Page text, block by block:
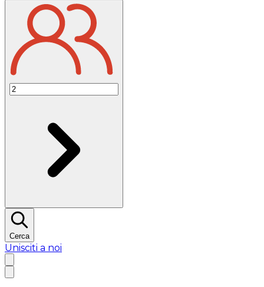
Cerca
Unisciti a noi